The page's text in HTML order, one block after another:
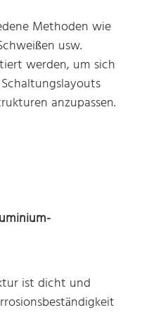
Methoden wie
usw.
werden, um sich
anzupassen.
ist dicht und